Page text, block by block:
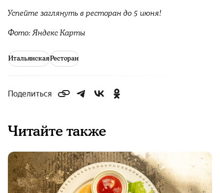
Успейте заглянуть в ресторан до 5 июня!
Фото: Яндекс Карты
ИтальянскаяРесторан
Поделиться
Читайте также